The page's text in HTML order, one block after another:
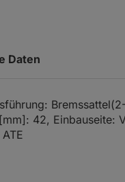
Daten
42, Einbauseite: